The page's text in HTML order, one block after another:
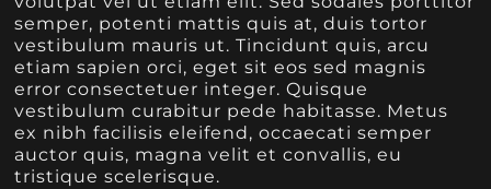
semper, potenti mattis quis at, duis tortor
vestibulum mauris ut. Tincidunt quis, arcu
etiam sapien orci, eget sit eos sed magnis
error consectetuer integer. Quisque
vestibulum curabitur pede habitasse. Metus
ex nibh facilisis eleifend, occaecati semper
auctor quis, magna velit et convallis, eu
tristique scelerisque.